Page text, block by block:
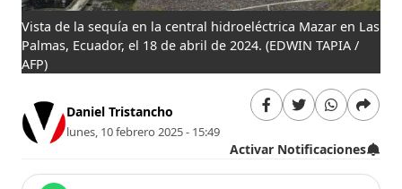
Vista de la sequía en la central hidroeléctrica Mazar en Las
Palmas, Ecuador, el 18 de abril de 2024. (EDWIN TAPIA /
AFP)
Daniel Tristancho
lunes, 10 febrero 2025 - 15:49
Activar Notificaciones